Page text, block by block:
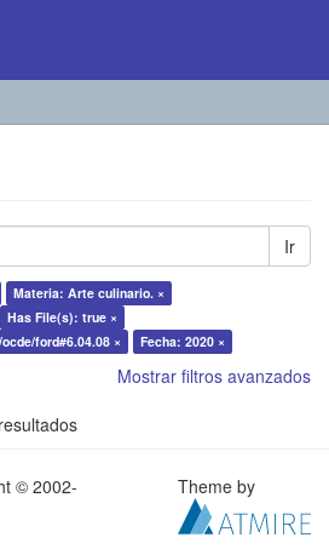
Ir
Materia: Arte culinario. ×
Has File(s): true ×
ford#6.04.08 ×
Fecha: 2020 ×
Mostrar filtros avanzados
© 2002-
Theme by